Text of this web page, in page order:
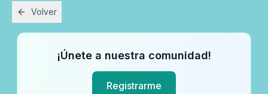
Volver
¡Únete a nuestra comunidad!
Registrarme